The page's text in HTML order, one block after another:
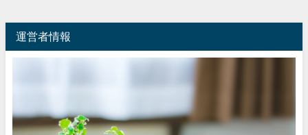
運営者情報